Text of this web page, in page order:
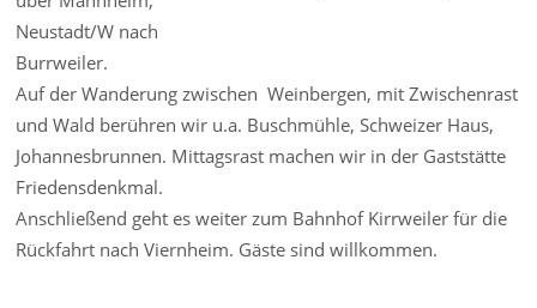
Neustadt/W nach
Burrweiler.
Auf der Wanderung zwischen Weinbergen, mit Zwischenrast
und Wald berühren wir u.a. Buschmühle, Schweizer Haus,
Johannesbrunnen. Mittagsrast machen wir in der Gaststätte
Friedensdenkmal.
Anschließend geht es weiter zum Bahnhof Kirrweiler für die
Rückfahrt nach Viernheim. Gäste sind willkommen.